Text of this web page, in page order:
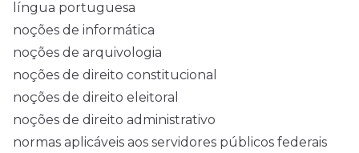
língua portuguesa
noções de informática
noções de arquivologia
noções de direito constitucional
noções de direito eleitoral
noções de direito administrativo
normas aplicáveis aos servidores públicos federais